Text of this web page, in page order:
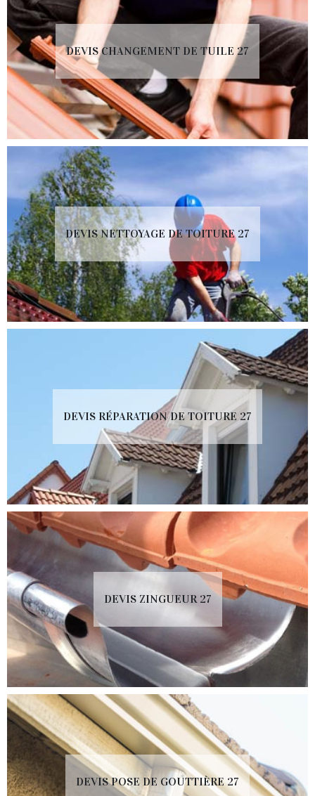
DEVIS CHANGEMENT DE TUILE 27
DEVIS NETTOYAGE DE TOITURE 27
DEVIS RÉPARATION DE TOITURE 27
DEVIS ZINGUEUR 27
DEVIS POSE DE GOUTTIÈRE 27